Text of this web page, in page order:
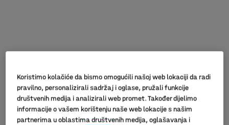
Koristimo kolačiće da bismo omogućili našoj web lokaciji da radi
pravilno, personalizirali sadržaj i oglase, pružali funkcije
društvenih medija i analizirali web promet. Također dijelimo
informacije o vašem korištenju naše web lokacije s našim
partnerima u oblastima društvenih medija, oglašavanja i